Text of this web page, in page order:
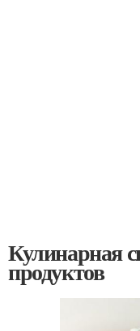
Кулинарная
продуктов